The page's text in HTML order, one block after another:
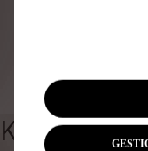
KIT DE